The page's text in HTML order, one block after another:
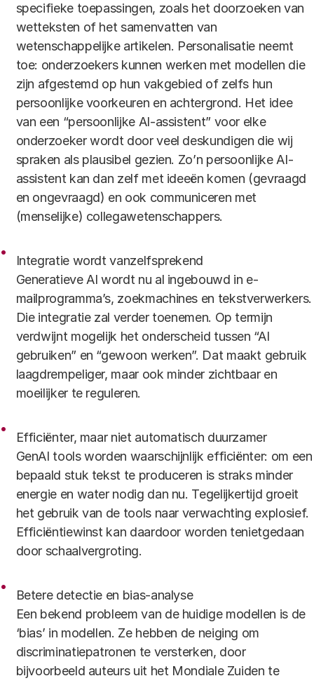
specifieke toepassingen, zoals het doorzoeken van
wetteksten of het samenvatten van
wetenschappelijke artikelen. Personalisatie neemt
toe: onderzoekers kunnen werken met modellen die
zijn afgestemd op hun vakgebied of zelfs hun
persoonlijke voorkeuren en achtergrond. Het idee
van een “persoonlijke AI-assistent” voor elke
onderzoeker wordt door veel deskundigen die wij
spraken als plausibel gezien. Zo’n persoonlijke AI-
assistent kan dan zelf met ideeën komen (gevraagd
en ongevraagd) en ook communiceren met
(menselijke) collegawetenschappers.
Integratie wordt vanzelfsprekend
Generatieve AI wordt nu al ingebouwd in e-
mailprogramma’s, zoekmachines en tekstverwerkers.
Die integratie zal verder toenemen. Op termijn
verdwijnt mogelijk het onderscheid tussen “AI
gebruiken” en “gewoon werken”. Dat maakt gebruik
laagdrempeliger, maar ook minder zichtbaar en
moeilijker te reguleren.
Efficiënter, maar niet automatisch duurzamer
GenAI tools worden waarschijnlijk efficiënter: om een
bepaald stuk tekst te produceren is straks minder
energie en water nodig dan nu. Tegelijkertijd groeit
het gebruik van de tools naar verwachting explosief.
Efficiëntiewinst kan daardoor worden tenietgedaan
door schaalvergroting.
Betere detectie en bias-analyse
Een bekend probleem van de huidige modellen is de
‘bias’ in modellen. Ze hebben de neiging om
discriminatiepatronen te versterken, door
bijvoorbeeld auteurs uit het Mondiale Zuiden te